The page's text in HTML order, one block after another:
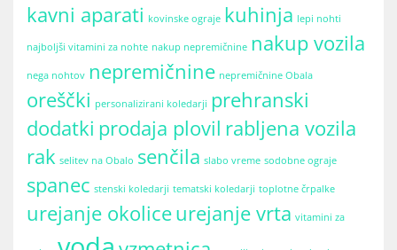
kavni aparati kovinske ograje kuhinja lepi nohti
najboljši vitamini za nohte nakup nepremičnine nakup vozila
nega nohtov nepremičnine nepremičnine Obala
oreščki personalizirani koledarji prehranski
dodatki prodaja plovil rabljena vozila
rak selitev na Obalo senčila slabo vreme sodobne ograje
spanec stenski koledarji tematski koledarji toplotne črpalke
urejanje okoliceurejanje vrta vitamini za